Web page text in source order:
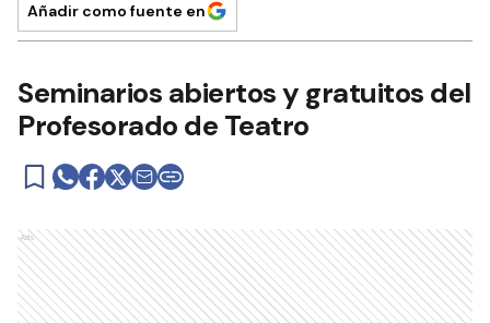
Añadir como fuente en
Seminarios abiertos y gratuitos del
Profesorado de Teatro
Ads